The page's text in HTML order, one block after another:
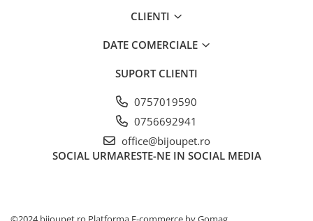
CLIENTI
DATE COMERCIALE
SUPORT CLIENTI
0757019590
0756692941
office@bijoupet.ro
SOCIAL URMARESTE-NE IN SOCIAL MEDIA